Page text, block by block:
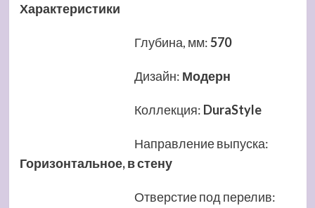
Характеристики
Глубина, мм:570
Дизайн: Модерн
Коллекция: DuraStyle
Направление выпуска:
Горизонтальное, в стену
Отверстие под перелив: